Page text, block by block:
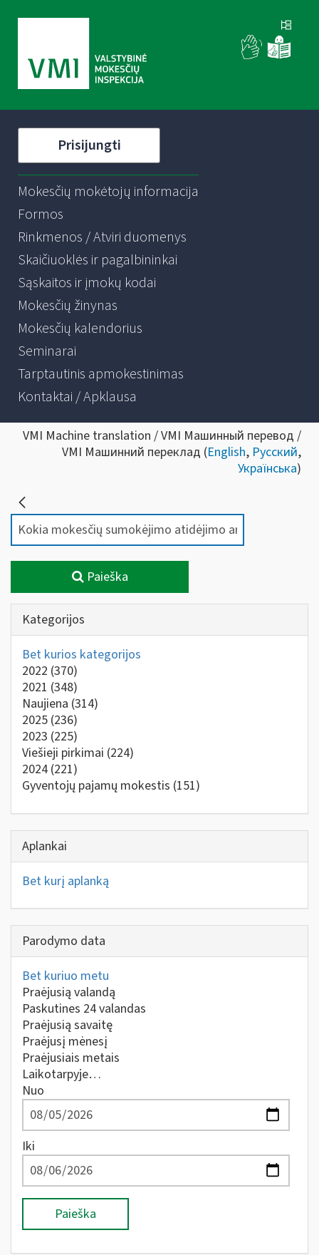
Prisijungti
Mokesčių mokėtojų informacija
Formos
Rinkmenos / Atviri duomenys
Skaičiuoklės ir pagalbininkai
Sąskaitos ir įmokų kodai
Mokesčių žinynas
Mokesčių kalendorius
Seminarai
Tarptautinis apmokestinimas
Kontaktai / Apklausa
VMI Machine translation / VMI Машинный перевод /
VMI Машинний переклад (English, Русский,
Українська)
Paieška
Kategorijos
Bet kurios kategorijos
2022 (370)
2021 (348)
Naujiena (314)
2025 (236)
2023 (225)
Viešieji pirkimai (224)
2024 (221)
Gyventojų pajamų mokestis (151)
Aplankai
Bet kurį aplanką
Parodymo data
Bet kuriuo metu
Praėjusią valandą
Paskutines 24 valandas
Praėjusią savaitę
Praėjusį mėnesį
Praėjusiais metais
Laikotarpyje…
Nuo
Iki
Paieška